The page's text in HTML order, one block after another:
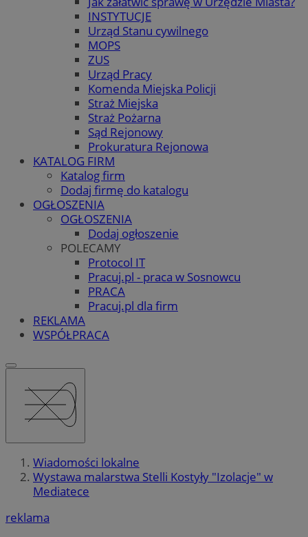
INSTYTUCJE
Urząd Stanu cywilnego
MOPS
ZUS
Urząd Pracy
Komenda Miejska Policji
Straż Miejska
Straż Pożarna
Sąd Rejonowy
Prokuratura Rejonowa
KATALOG FIRM
Katalog firm
Dodaj firmę do katalogu
OGŁOSZENIA
OGŁOSZENIA
Dodaj ogłoszenie
POLECAMY
Protocol IT
Pracuj.pl - praca w Sosnowcu
PRACA
Pracuj.pl dla firm
REKLAMA
WSPÓŁPRACA
Wiadomości lokalne
Wystawa malarstwa Stelli Kostyły "Izolacje" w
Mediatece
reklama